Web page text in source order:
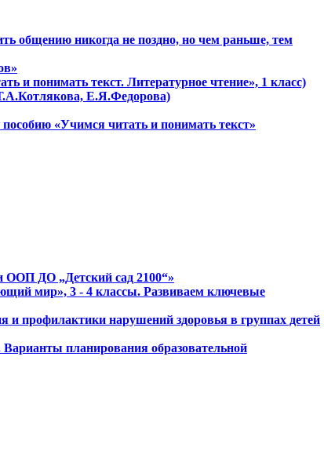
общению никогда не поздно, но чем раньше, тем
и понимать текст. Литературное чтение», 1 класс)
Е.Я.Федорова)
«Учимся читать и понимать текст»
ООП ДО „Детский сад 2100“»
мир», 3 - 4 классы. Развиваем ключевые
и профилактики нарушений здоровья в группах детей
Варианты планирования образовательной